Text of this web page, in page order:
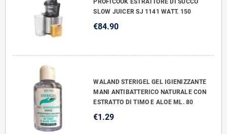
PROFICOOK ESTRATTORE DI SUCCO
SLOW JUICER SJ 1141 WATT. 150
€84.90
WALAND STERIGEL GEL IGIENIZZANTE
MANI ANTIBATTERICO NATURALE CON
ESTRATTO DI TIMO E ALOE ML. 80
€1.29